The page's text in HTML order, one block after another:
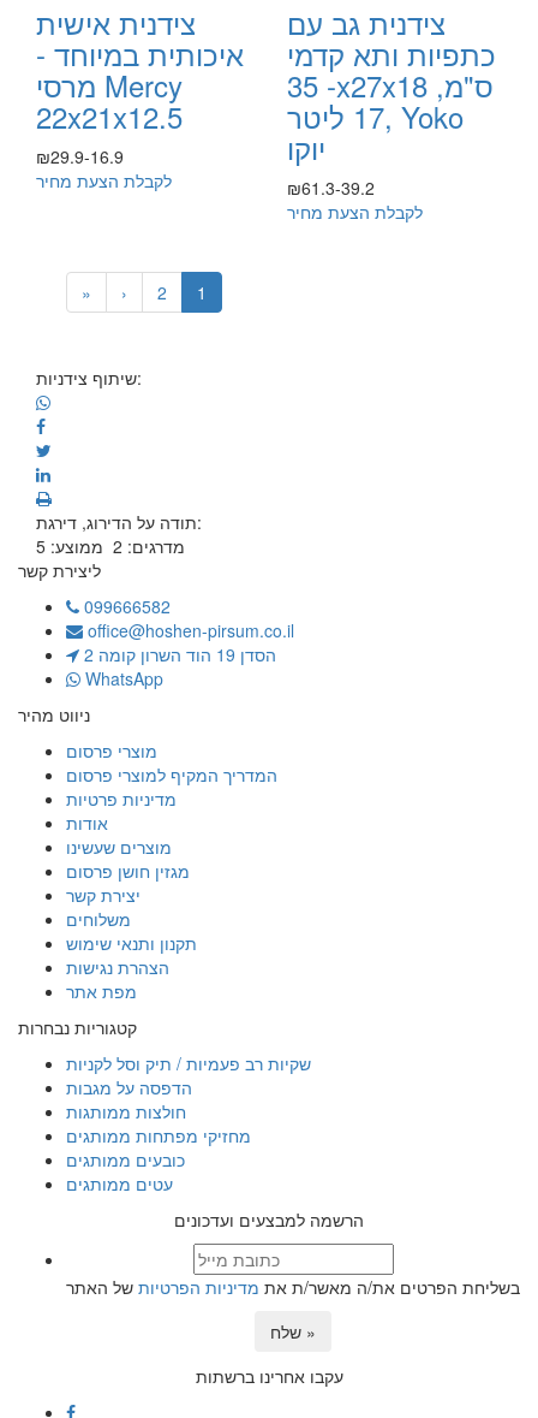
צידנית גב עם
כתפיות ותא קדמי
- 35x27x18 ס"מ,
17 ליטר, Yoko
יוקו
₪61.3-39.2
לקבלת הצעת מחיר
צידנית אישית
איכותית במיוחד -
מרסי Mercy
22x21x12.5
₪29.9-16.9
לקבלת הצעת מחיר
1
2
›
»
שיתוף צידניות:
תודה על הדירוג, דירגת:
מדרגים: 2 ממוצע: 5
ליצירת קשר
099666582
office@hoshen-pirsum.co.il
הסדן 19 הוד השרון קומה 2
WhatsApp
ניווט מהיר
מוצרי פרסום
המדריך המקיף למוצרי פרסום
מדיניות פרטיות
אודות
מוצרים שעשינו
מגזין חושן פרסום
יצירת קשר
משלוחים
תקנון ותנאי שימוש
הצהרת נגישות
מפת אתר
קטגוריות נבחרות
שקיות רב פעמיות / תיק וסל לקניות
הדפסה על מגבות
חולצות ממותגות
מחזיקי מפתחות ממותגים
כובעים ממותגים
עטים ממותגים
הרשמה למבצעים ועדכונים
בשליחת הפרטים את/ה מאשר/ת את מדיניות הפרטיות של האתר
שלח »
עקבו אחרינו ברשתות